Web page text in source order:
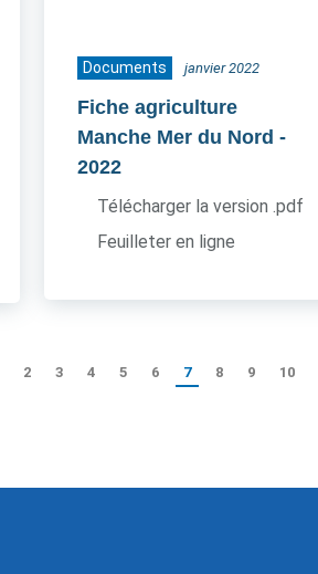
Documents janvier 2022
Fiche agriculture
Manche Mer du Nord -
2022
Télécharger la version .pdf
Feuilleter en ligne
2 3 4 5 6 7 8 9 10